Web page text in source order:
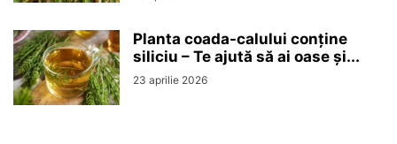
Planta coada-calului conține
siliciu – Te ajută să ai oase și...
23 aprilie 2026